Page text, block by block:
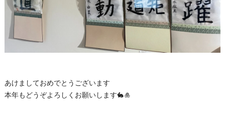
あけましておめでとうございます
本年もどうぞよろしくお願いします🐇🎍